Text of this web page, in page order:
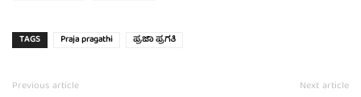
TAGS Praja pragathi ಪ್ರಜಾ ಪ್ರಗತಿ
Previous article Next article